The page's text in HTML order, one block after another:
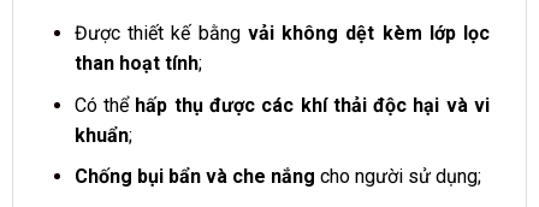
Được thiết kế bằng vải không dệt kèm lớp lọc
than hoạt tính;
Có thể hấp thụ được các khí thải độc hại và vi
khuẩn;
Chống bụi bẩn và che nắng cho người sử dụng;